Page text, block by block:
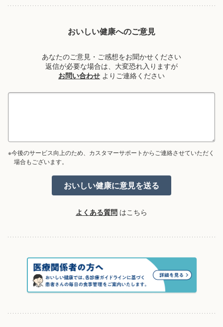
おいしい健康へのご意見
あなたのご意見・ご感想をお聞かせください
返信が必要な場合は、大変恐れ入りますが
お問い合わせ よりご連絡ください
※今後のサービス向上のため、カスタマーサポートからご連絡させていただく
場合もございます。
よくある質問 はこちら